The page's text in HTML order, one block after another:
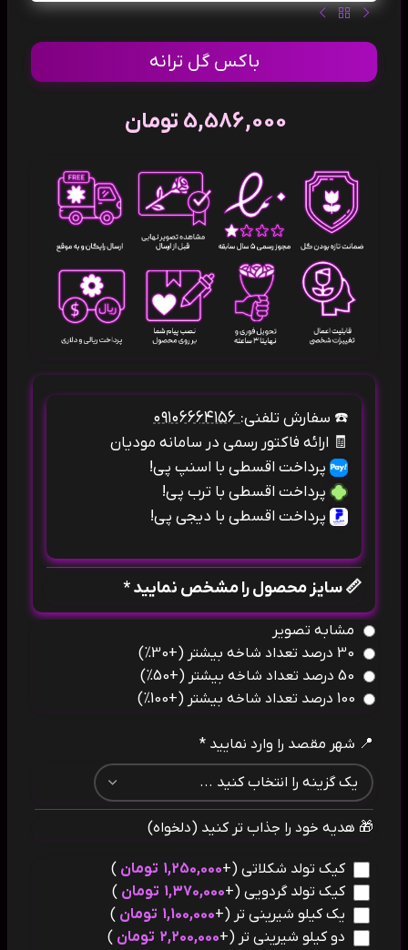
باکس گل ترانه
5,586,000 تومان
☎️ سفارش تلفنی:۰۹۱۰۶۶۶۴۱۵۶
🧾 ارائه فاکتور رسمی در سامانه مودیان
پرداخت اقسطی با اسنپ پی!
پرداخت اقسطی با ترب پی!
پرداخت اقسطی با دیجی پی!
📏 سایز محصول را مشخص نمایید *
مشابه تصویر
(+30%)
(+50%)
100 درصد تعداد شاخه بیشتر
(+100%)
📍 شهر مقصد را وارد نمایید *
🎁 هدیه خود را جذاب تر کنید (دلخواه)
کیک تولد شکلاتی (+
1,250,000 تومان )
کیک تولد گردویی (+
1,370,000 تومان )
یک کیلو شیرینی تر (+
1,100,000 تومان )
دو کیلو شیرینی تر (+
2,200,000 تومان )